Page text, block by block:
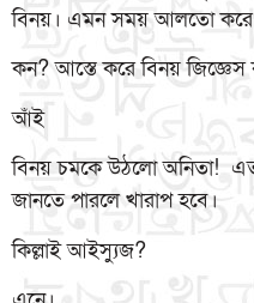
বিনয়। এমন সময় আলতো করে
কন? আস্তে করে বিনয়
আঁই
বিনয় চমকে উঠলো অনিতা!
জানতে পারলে খারাপ হবে।
কিল্লাই আইস্যুজ?